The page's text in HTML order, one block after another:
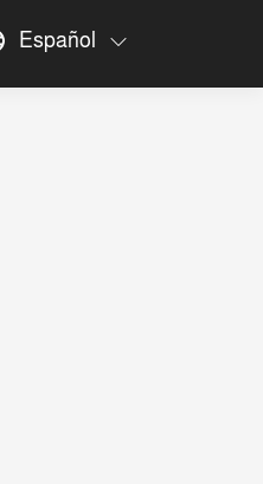
Español